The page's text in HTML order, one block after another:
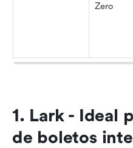
Zero
1. Lark - Ideal
de boletos